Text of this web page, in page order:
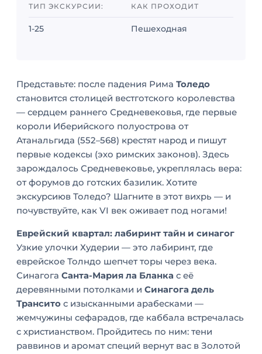
Представьте: после падения Рима Толедо
становится столицей вестготского королевства
— сердцем раннего Средневековья, где первые
короли Иберийского полуострова от
Атанальгида (552–568) крестят народ и пишут
первые кодексы (эхо римских законов). Здесь
зарождалось Средневековье, укреплялась вера:
от форумов до готских базилик. Хотите
экскурсиюв Толедо? Шагните в этот вихрь — и
почувствуйте, как VI век оживает под ногами!
Еврейский квартал: лабиринт тайн и синагог
Узкие улочки Худерии — это лабиринт, где
еврейское Толндо шепчет торы через века.
Синагога Санта-Мария ла Бланка с её
деревянными потолками и Синагога дель
Трансито с изысканными арабесками —
жемчужины сефарадов, где каббала встречалась
с христианством. Пройдитесь по ним: тени
раввинов и аромат специй вернут вас в Золотой
ТИП ЭКСКУРСИИ:
1-25
КАК ПРОХОДИТ
Пешеходная